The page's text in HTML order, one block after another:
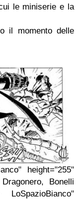
le miniserie e la
il momento delle
height="255"
Bonelli